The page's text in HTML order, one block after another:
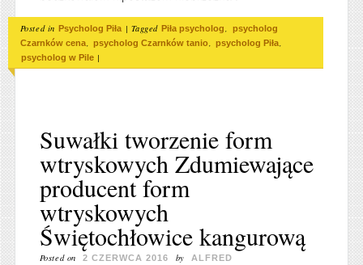
Posted in Psycholog Piła | Tagged Piła psycholog , psycholog
Czarnków cena, psycholog Czarnków tanio, psycholog Piła,
psycholog w Pile |
Suwałki tworzenie form
wtryskowych Zdumiewające
producent form
wtryskowych
Świętochłowice kangurową
Posted on 2 CZERWCA 2016 by ALFRED